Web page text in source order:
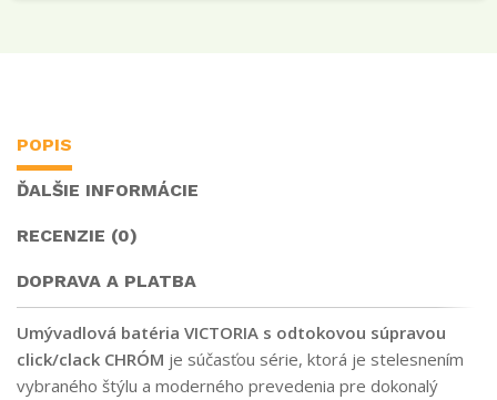
POPIS
ĎALŠIE INFORMÁCIE
RECENZIE (0)
DOPRAVA A PLATBA
Umývadlová batéria VICTORIA s odtokovou súpravou
click/clack CHRÓM je súčasťou série, ktorá je stelesnením
vybraného štýlu a moderného prevedenia pre dokonalý